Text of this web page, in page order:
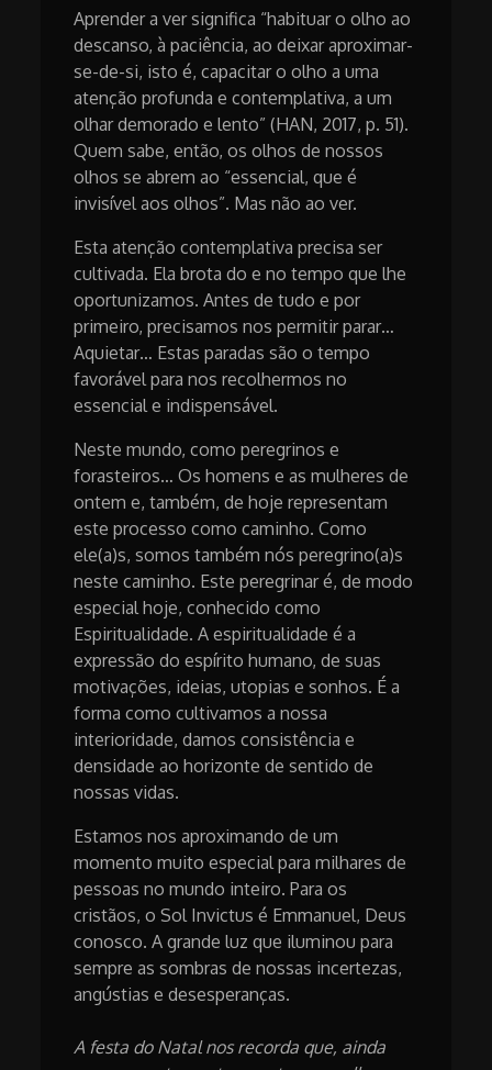
Aprender a ver significa “habituar o olho ao
descanso, à paciência, ao deixar aproximar-
se-de-si, isto é, capacitar o olho a uma
atenção profunda e contemplativa, a um
olhar demorado e lento” (HAN, 2017, p. 51).
Quem sabe, então, os olhos de nossos
olhos se abrem ao “essencial, que é
invisível aos olhos”. Mas não ao ver.
Esta atenção contemplativa precisa ser
cultivada. Ela brota do e no tempo que lhe
oportunizamos. Antes de tudo e por
primeiro, precisamos nos permitir parar…
Aquietar… Estas paradas são o tempo
favorável para nos recolhermos no
essencial e indispensável.
Neste mundo, como peregrinos e
forasteiros… Os homens e as mulheres de
ontem e, também, de hoje representam
este processo como caminho. Como
ele(a)s, somos também nós peregrino(a)s
neste caminho. Este peregrinar é, de modo
especial hoje, conhecido como
Espiritualidade. A espiritualidade é a
expressão do espírito humano, de suas
motivações, ideias, utopias e sonhos. É a
forma como cultivamos a nossa
interioridade, damos consistência e
densidade ao horizonte de sentido de
nossas vidas.
Estamos nos aproximando de um
momento muito especial para milhares de
pessoas no mundo inteiro. Para os
cristãos, o Sol Invictus é Emmanuel, Deus
conosco. A grande luz que iluminou para
sempre as sombras de nossas incertezas,
angústias e desesperanças.
A festa do Natal nos recorda que, ainda